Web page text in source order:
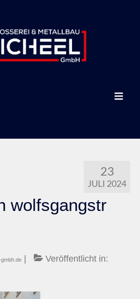
23
JULI 2024
wolfsgangstr
Veröffentlicht in: